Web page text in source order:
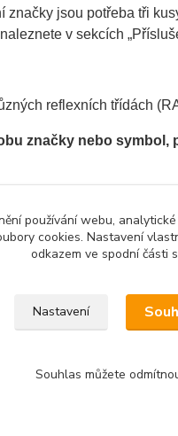
značky jsou potřeba tři
v sekcích
reflexních třídách
značky nebo
kategoriích
používání webu,
cookies. Nastavení
odkazem ve spodní části
Nastavení
Souhlas můžete